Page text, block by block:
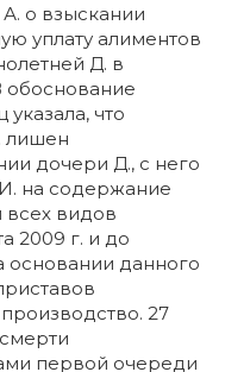
о взыскании
уплату алиментов
Д. в
обоснование
что
лишен
дочери Д., с него
на содержание
всех видов
2009 г. и до
данного
27
первой очереди